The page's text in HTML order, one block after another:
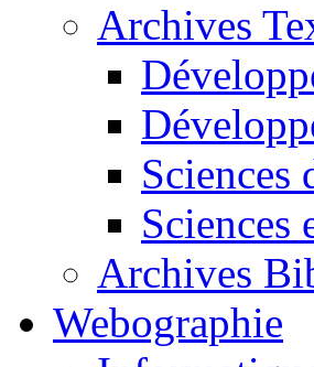
Archives
Sciences
Archives
Webographie